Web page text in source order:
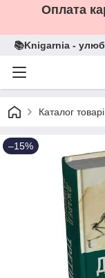
Оплата
📚Knigarnia -
Каталог
–15%